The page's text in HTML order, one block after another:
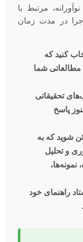
مرتبط با
در مدت زمان
کنید که
مطالعاتی شما
تحقیقاتی
پاسخ
شوید که به
و تحلیل
نمونه‌ها،
راهنمای خود